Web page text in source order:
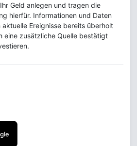
Geld anlegen und tragen die
hierfür. Informationen und Daten
Ereignisse bereits überholt
eine zusätzliche Quelle bestätigt